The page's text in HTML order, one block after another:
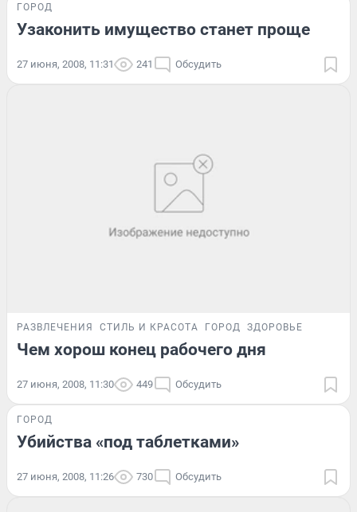
ГОРОД
Узаконить имущество станет проще
27 июня, 2008, 11:31 241 Обсудить
РАЗВЛЕЧЕНИЯ СТИЛЬ И КРАСОТА ГОРОД ЗДОРОВЬЕ
Чем хорош конец рабочего дня
27 июня, 2008, 11:30 449 Обсудить
ГОРОД
Убийства «под таблетками»
27 июня, 2008, 11:26 730 Обсудить